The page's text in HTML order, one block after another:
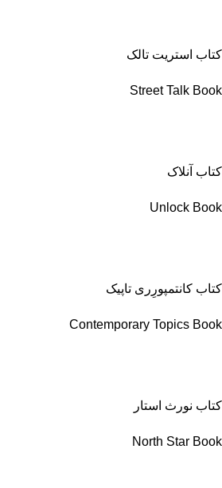
کتاب استریت تالک
Street Talk Book
کتاب آنلاک
Unlock Book
کتاب کانتمپورِری تاپیک
Contemporary Topics Book
کتاب نورث استار
North Star Book